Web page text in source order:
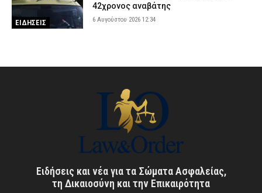
ΕΙΔΗΣΕΙΣ
42χρονος αναβάτης
6 Αυγούστου 2026 12:34
Ειδήσεις και νέα για τα Σώματα Ασφαλείας,
τη Δικαιοσύνη και την Επικαιρότητα